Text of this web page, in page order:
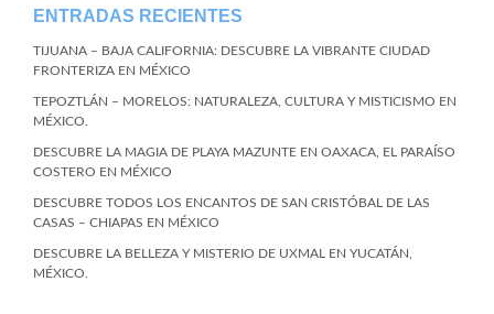
ENTRADAS RECIENTES
TIJUANA – BAJA CALIFORNIA: DESCUBRE LA VIBRANTE CIUDAD
FRONTERIZA EN MÉXICO
TEPOZTLÁN – MORELOS: NATURALEZA, CULTURA Y MISTICISMO EN
MÉXICO.
DESCUBRE LA MAGIA DE PLAYA MAZUNTE EN OAXACA, EL PARAÍSO
COSTERO EN MÉXICO
DESCUBRE TODOS LOS ENCANTOS DE SAN CRISTÓBAL DE LAS
CASAS – CHIAPAS EN MÉXICO
DESCUBRE LA BELLEZA Y MISTERIO DE UXMAL EN YUCATÁN,
MÉXICO.